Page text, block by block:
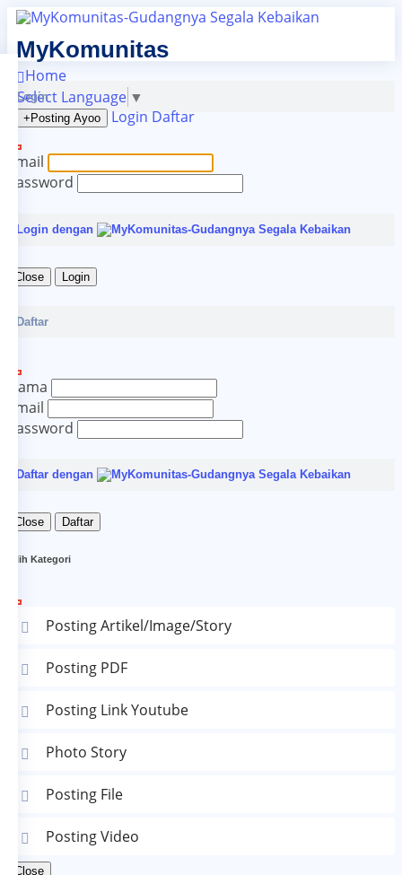
MyKomunitas
Home
Select Language ▼
+Posting Ayoo Login Daftar
Login
Email
Password
Login dengan
Close Login
Daftar
Nama
Email
Password
Daftar dengan
Close Daftar
Pilih Kategori
Posting Artikel/Image/Story
Posting PDF
Posting Link Youtube
Photo Story
Posting File
Posting Video
Close